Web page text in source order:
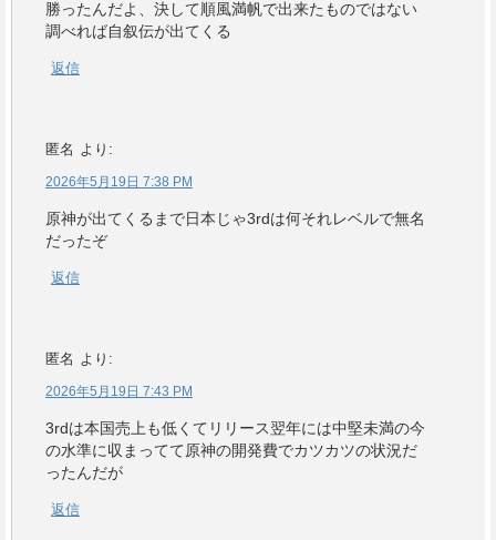
勝ったんだよ、決して順風満帆で出来たものではない
調べれば自叙伝が出てくる
返信
匿名 より:
2026年5月19日 7:38 PM
原神が出てくるまで日本じゃ3rdは何それレベルで無名
だったぞ
返信
匿名 より:
2026年5月19日 7:43 PM
3rdは本国売上も低くてリリース翌年には中堅未満の今
の水準に収まってて原神の開発費でカツカツの状況だ
ったんだが
返信